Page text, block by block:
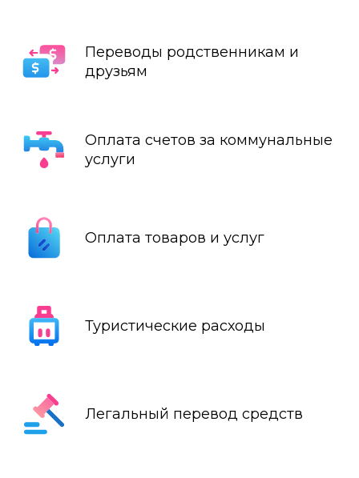
Переводы родственникам и
друзьям
Оплата счетов за коммунальные
услуги
Оплата товаров и услуг
Туристические расходы
Легальный перевод средств